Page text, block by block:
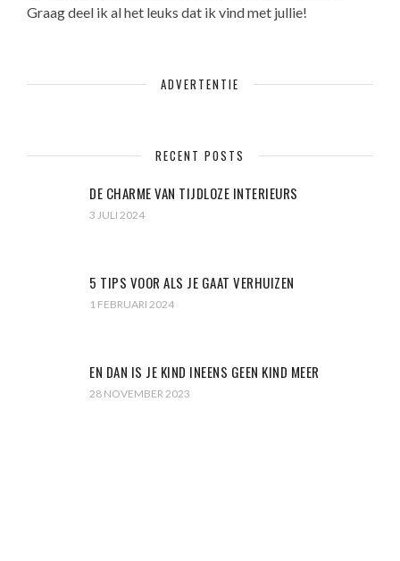
Graag deel ik al het leuks dat ik vind met jullie!
ADVERTENTIE
RECENT POSTS
DE CHARME VAN TIJDLOZE INTERIEURS
3 JULI 2024
5 TIPS VOOR ALS JE GAAT VERHUIZEN
1 FEBRUARI 2024
EN DAN IS JE KIND INEENS GEEN KIND MEER
28 NOVEMBER 2023